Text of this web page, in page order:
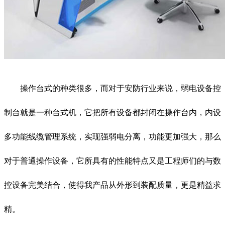
操作台式的种类很多，而对于安防行业来说，弱电设备控
制台就是一种台式机，它把所有设备都封闭在操作台内，内设
多功能线缆管理系统，实现强弱电分离，功能更加强大，那么
对于普通操作设备，它所具有的性能特点又是工程师们的与数
控设备完美结合，使得我产品从外形到装配质量，更是精益求
精。